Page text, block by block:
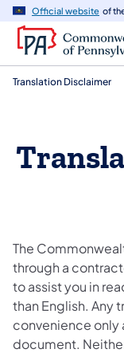
Official website of
Translation Disclaimer
The
through a
to assist you in
than English. Any
convenience only
document.